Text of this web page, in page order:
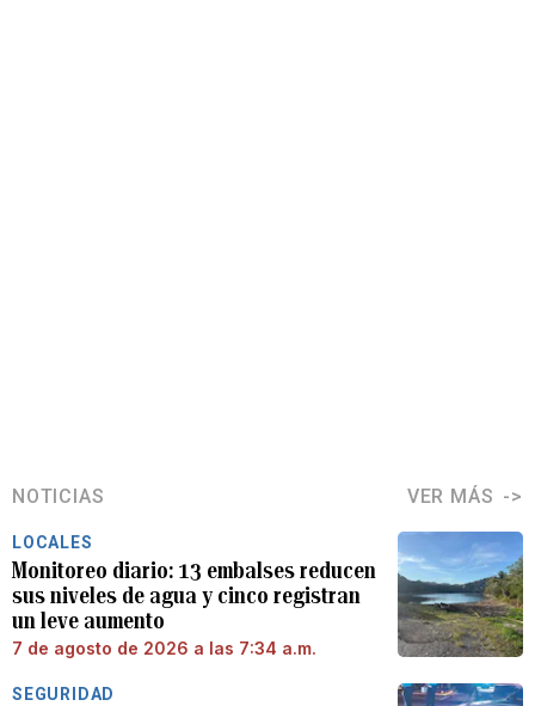
NOTICIAS VER MÁS
LOCALES
Monitoreo diario: 13 embalses reducen
sus niveles de agua y cinco registran
un leve aumento
7 de agosto de 2026 a las 7:34 a.m.
SEGURIDAD